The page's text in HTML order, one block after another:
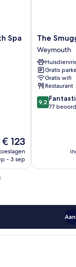
Spa
De
prijs
is
€ 123
- 3 sep
The
Smugglers
Inn
Weymouth
The
Weymouth
Gratis
Gratis wifi
Restaurant
9.2
van
9,2
77